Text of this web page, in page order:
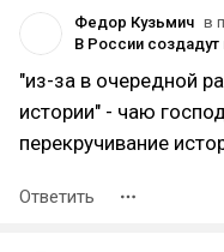
Федор Кузьмич в
"из-за в очередной
истории" - чаю
перекручивание
Ответить